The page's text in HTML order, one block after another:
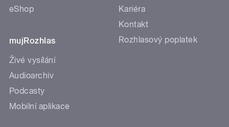
eShop
mujRozhlas
Živé vysílání
Audioarchiv
Podcasty
Mobilní aplikace
Kariéra
Kontakt
Rozhlasový poplatek